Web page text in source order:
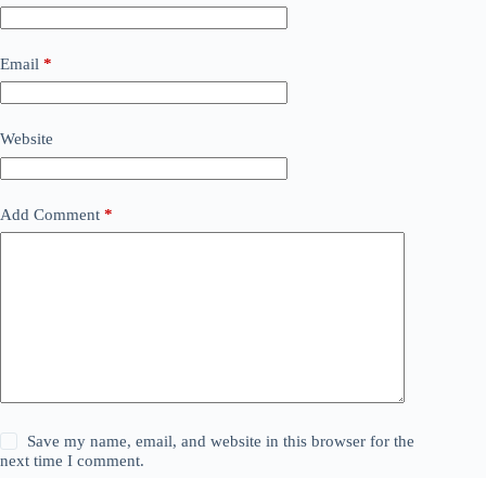
Email *
Website
Add Comment *
Save my name, email, and website in this browser for the
next time I comment.